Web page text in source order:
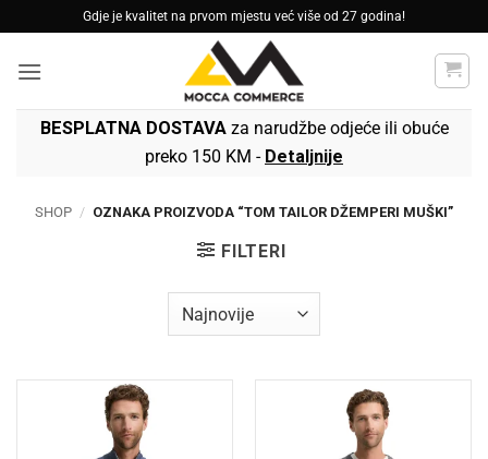
to
content
Gdje je kvalitet na prvom mjestu već više od 27 godina!
BESPLATNA DOSTAVAza narudžbe odjeće ili obuće
preko 150 KM - Detaljnije
SHOP / OZNAKA PROIZVODA “TOM TAILOR DŽEMPERI MUŠKI”
FILTERI